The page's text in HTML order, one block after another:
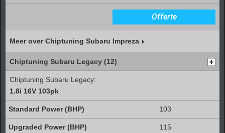
Offerte
Meer over Chiptuning Subaru Impreza
Chiptuning Subaru Legacy (12)
Chiptuning Subaru Legacy:
1.8i 16V 103pk
103
115